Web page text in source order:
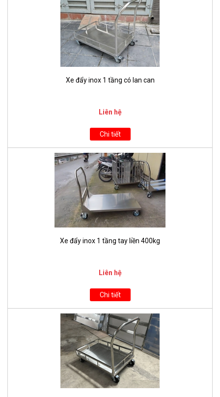
Xe đẩy inox 1 tầng có lan can
Liên hệ
Chi tiết
Xe đẩy inox 1 tầng tay liền 400kg
Liên hệ
Chi tiết